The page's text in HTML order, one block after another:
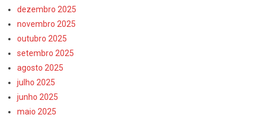
dezembro 2025
novembro 2025
outubro 2025
setembro 2025
agosto 2025
julho 2025
junho 2025
maio 2025